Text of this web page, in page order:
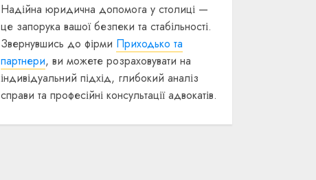
Надійна юридична допомога у столиці —
це запорука вашої безпеки та стабільності.
Звернувшись до фірми Приходько та
партнери, ви можете розраховувати на
індивідуальний підхід, глибокий аналіз
справи та професійні консультації адвокатів.